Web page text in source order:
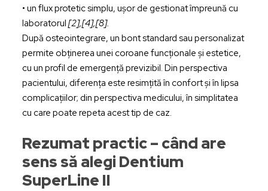
• un flux protetic simplu, ușor de gestionat împreună cu
laboratorul[2],[4],[8].
După osteointegrare, un bont standard sau personalizat
permite obținerea unei coroane funcționale și estetice,
cu un profil de emergență previzibil. Din perspectiva
pacientului, diferența este resimțită în confort și în lipsa
complicațiilor; din perspectiva medicului, în simplitatea
cu care poate repeta acest tip de caz.
Rezumat practic – când are
sens să alegi Dentium
SuperLine II